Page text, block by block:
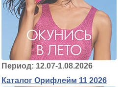
Период: 12.07-1.08.2026
Каталог Орифлейм 11 2026